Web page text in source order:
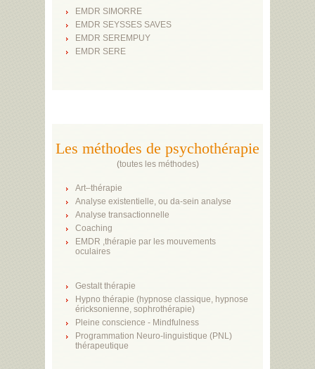
EMDR SIMORRE
EMDR SEYSSES SAVES
EMDR SEREMPUY
EMDR SERE
Les méthodes de psychothérapie
(toutes les méthodes)
Art–thérapie
Analyse existentielle, ou da-sein analyse
Analyse transactionnelle
Coaching
EMDR ,thérapie par les mouvements
oculaires
Gestalt thérapie
Hypno thérapie (hypnose classique, hypnose
éricksonienne, sophrothérapie)
Pleine conscience - Mindfulness
Programmation Neuro-linguistique (PNL)
thérapeutique